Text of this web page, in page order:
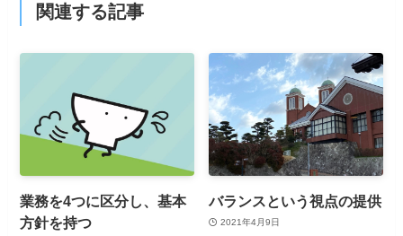
関連する記事
業務を4つに区分し、基本
方針を持つ
バランスという視点の提供
2021年4月9日